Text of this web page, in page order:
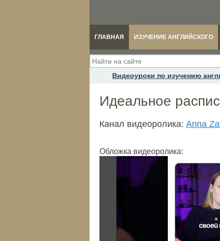
ГЛАВНАЯ ИЗУЧЕНИЕ АНГЛИЙСКОГО
Видеоуроки по изучению
Идеальное
Канал видеоролика: Anna
Обложка видеоролика: